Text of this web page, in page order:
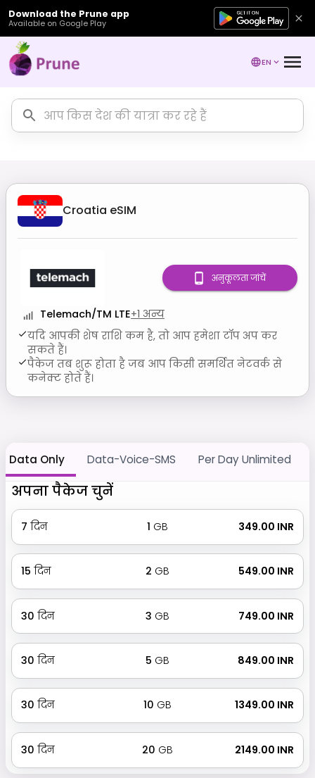
Download the Prune app
Available on Google Play
EN
Croatia eSIM
Telemach/TM LTE+1 अन्य
यदि आपकी शेष राशि कम है, तो आप हमेशा टॉप अप कर
सकते हैं।
पैकेज तब शुरू होता है जब आप किसी समर्थित नेटवर्क से
कनेक्ट होते हैं।
अनुकूलता जांचें
Data Only Data-Voice-SMS Per Day Unlimited
अपना पैकेज चुनें
7 दिन 1 GB ₹ 349.00 INR
15 दिन 2 GB ₹ 549.00 INR
30 दिन 3 GB ₹ 749.00 INR
30 दिन 5 GB ₹ 849.00 INR
30 दिन 10 GB ₹ 1349.00 INR
30 दिन 20 GB ₹ 2149.00 INR